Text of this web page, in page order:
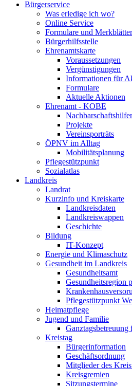
Bürgerservice
Was erledige ich wo?
Online Service
Formulare und Merkblätter
Bürgerhilfsstelle
Ehrenamtskarte
Voraussetzungen
Vergünstigungen
Informationen für
Formulare
Aktuelle Aktionen
Ehrenamt - KOBE
Projekte
Vereinsporträts
ÖPNV im Alltag
Mobilitätsplanung
Pflegestützpunkt
Sozialatlas
Landkreis
Landrat
Kurzinfo und Kreiskarte
Landkreisdaten
Landkreiswappen
Geschichte
Bildung
IT-Konzept
Energie und Klimaschutz
Gesundheit im Landkreis
Gesundheitsamt
Gesundheitsregion
Pflegestützpunkt
Heimatpflege
Jugend und Familie
Kreistag
Bürgerinformation
Geschäftsordnung
Mitglieder des
Kreisgremien
Sitzungstermine